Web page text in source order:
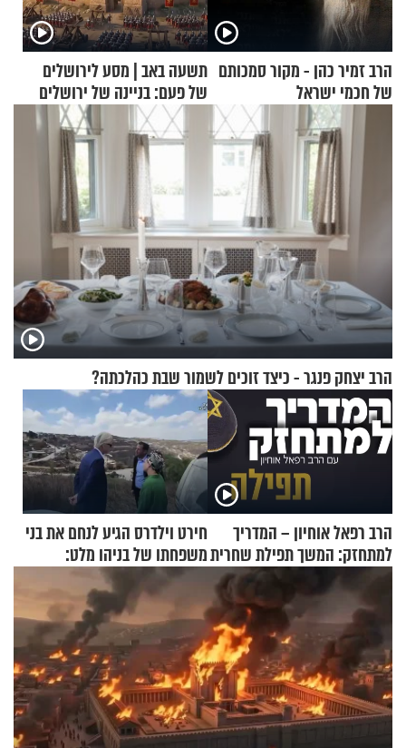
הרב זמיר כהן - מקור סמכותם
של חכמי ישראל
תשעה באב | מסע לירושלים
של פעם: בניינה של ירושלים
הרב יצחק פנגר - כיצד זוכים לשמור שבת כהלכתה?
הרב רפאל אוחיון – המדריך
למתחזק: המשך תפילת שחרית
מאשרי ועד עלינו
חירט וילדרס הגיע לנחם את בני
משפחתו של בניהו מלט:
"מיליונים באירופה תומכים
בכם"